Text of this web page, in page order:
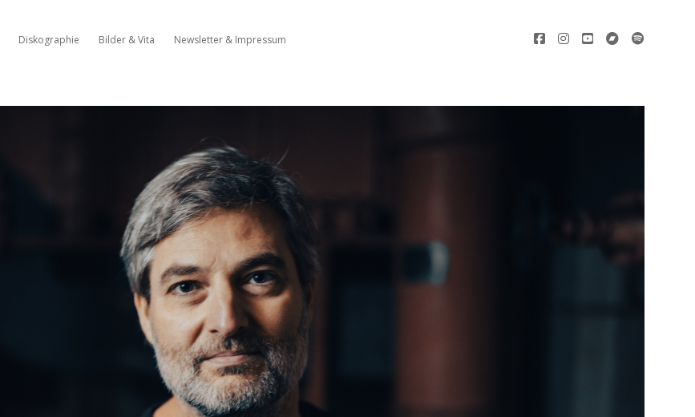
Diskographie Bilder & Vita Newsletter & Impressum facebookinstagram
youtubebandcamp